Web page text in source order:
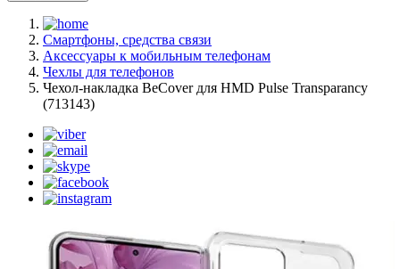
Смартфоны, средства связи
Аксессуары к мобильным телефонам
Чехлы для телефонов
Чeхол-накладка BeCover для HMD Pulse Transparancy
(713143)